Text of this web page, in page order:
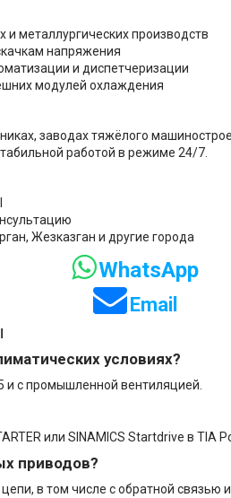
металлургических производств
напряжения
и диспетчеризации
модулей охлаждения
заводах тяжёлого
работой в режиме 24/7.
Жезказган и другие города
WhatsApp
Email
условиях?
и с промышленной вентиляцией.
или SINAMICS Startdrive в TIA
приводов?
в том числе с обратной связью